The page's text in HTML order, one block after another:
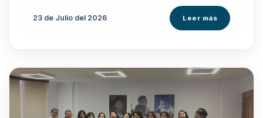
23 de Julio del 2026 Leer más